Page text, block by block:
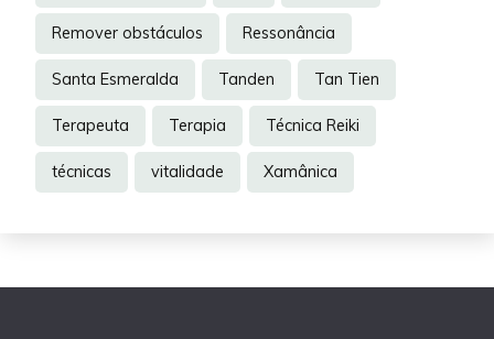
Remover obstáculos Ressonância
Santa Esmeralda Tanden Tan Tien
Terapeuta Terapia Técnica Reiki
técnicas vitalidade Xamânica